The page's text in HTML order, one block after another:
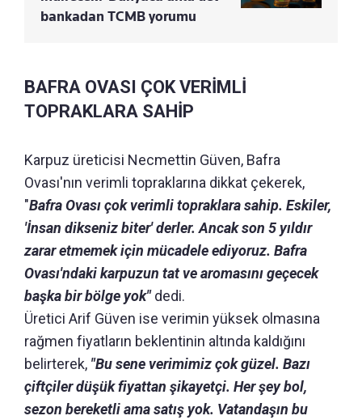
bankadan TCMB yorumu
BAFRA OVASI ÇOK VERİMLİ
TOPRAKLARA SAHİP
Karpuz üreticisi Necmettin Güven, Bafra
Ovası'nın verimli topraklarına dikkat çekerek,
"Bafra Ovası çok verimli topraklara sahip. Eskiler,
'İnsan dikseniz biter' derler. Ancak son 5 yıldır
zarar etmemek için mücadele ediyoruz. Bafra
Ovası'ndaki karpuzun tat ve aromasını geçecek
başka bir bölge yok"dedi.
Üretici Arif Güven ise verimin yüksek olmasına
rağmen fiyatların beklentinin altında kaldığını
belirterek, "Bu sene verimimiz çok güzel. Bazı
çiftçiler düşük fiyattan şikayetçi. Her şey bol,
sezon bereketli ama satış yok. Vatandaşın bu